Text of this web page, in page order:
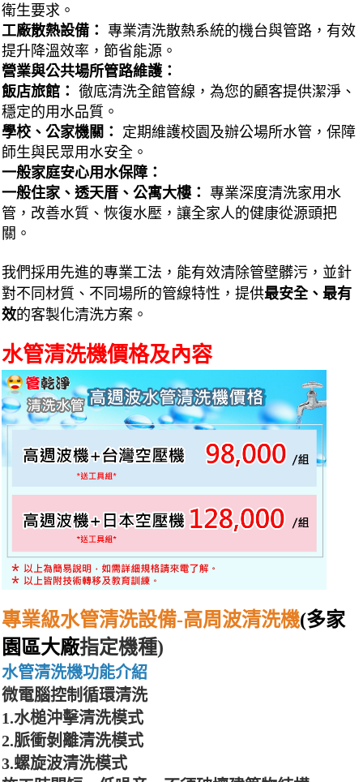
衛生要求。
工廠散熱設備： 專業清洗散熱系統的機台與管路，有效
提升降溫效率，節省能源。
營業與公共場所管路維護：
飯店旅館： 徹底清洗全館管線，為您的顧客提供潔淨、
穩定的用水品質。
學校、公家機關：
定期維護校園及辦公場所水管，保障
師生與民眾用水安全。
一般家庭安心用水保障：
一般住家、透天厝、公寓大樓： 專業深度清洗家用水
管，改善水質、恢復水壓，讓全家人的健康從源頭把
關。
我們採用先進的專業工法，能有效清除管壁髒污，並針
對不同材質、不同場所的管線特性，提供最安全、最有
效的客製化清洗方案。
水管清洗機價格及內容
專業級水管清洗設備-高周波清洗機(多家
園區大廠指定機種)
水管清洗機功能介紹
微電腦控制循環清洗
1.水槌沖擊清洗模式
2.脈衝剝離清洗模式
3.螺旋波清洗模式